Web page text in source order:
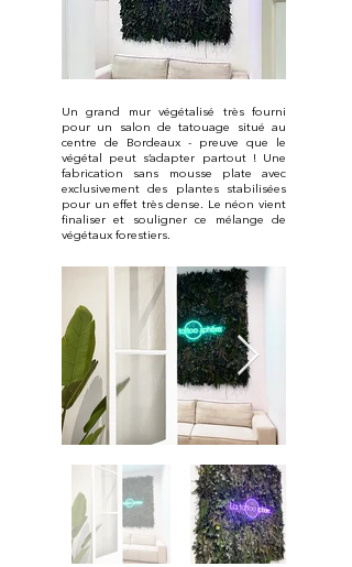
Un grand mur végétalisé très fourni
pour un salon de tatouage situé au
centre de Bordeaux - preuve que le
végétal peut s’adapter partout ! Une
fabrication sans mousse plate avec
exclusivement des plantes stabilisées
pour un effet très dense. Le néon vient
finaliser et souligner ce mélange de
végétaux forestiers.